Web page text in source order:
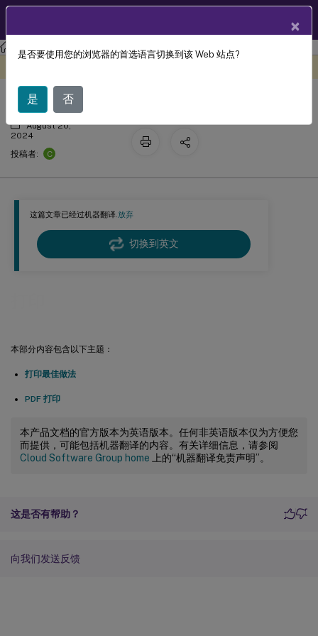
Linux 虚拟投递代理 Linux Virtual Delivery Agent 2311
这篇文章已经过机器翻译.放弃
切换到英文
本部分内容包含以下主题：
打印最佳做法
PDF 打印
本产品文档的官方版本为英语版本。任何非英语版本仅为方便您
而提供，可能包括机器翻译的内容。有关详细信息，请参阅
Cloud Software Group home 上的“机器翻译免责声明”。
这是否有帮助？
向我们发送反馈
打印
August 20,
2024
投稿者:
C
×
是否要使用您的浏览器的首选语言切换到该 Web 站点?
是 否